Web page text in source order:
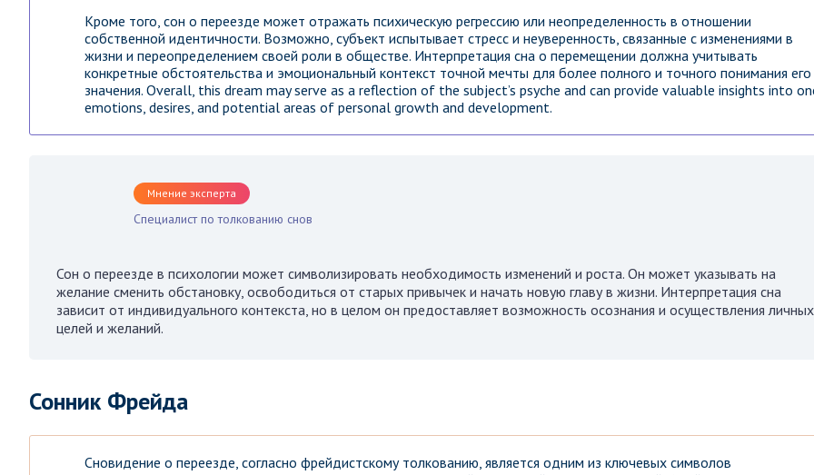
Кроме того, сон о переезде может отражать психическую регрессию или неопределенность в отношении
собственной идентичности. Возможно, субъект испытывает стресс и неуверенность, связанные с изменениями в
жизни и переопределением своей роли в обществе. Интерпретация сна о перемещении должна учитывать
конкретные обстоятельства и эмоциональный контекст точной мечты для более полного и точного понимания его
значения. Overall, this dream may serve as a reflection of the subject’s psyche and can provide valuable insights into
emotions, desires, and potential areas of personal growth and development.
Мнение эксперта
Специалист по толкованию снов
Сон о переезде в психологии может символизировать необходимость изменений и роста. Он может указывать на
желание сменить обстановку, освободиться от старых привычек и начать новую главу в жизни. Интерпретация сна
зависит от индивидуального контекста, но в целом он предоставляет возможность осознания и осуществления личных
целей и желаний.
Сонник Фрейда
Сновидение о переезде, согласно фрейдистскому толкованию, является одним из ключевых символов